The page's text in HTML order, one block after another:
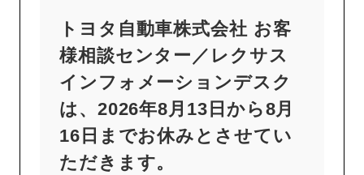
トヨタ自動車株式会社 お客
様相談センター／レクサス
インフォメーションデスク
は、2026年8月13日から8月
16日までお休みとさせてい
ただきます。